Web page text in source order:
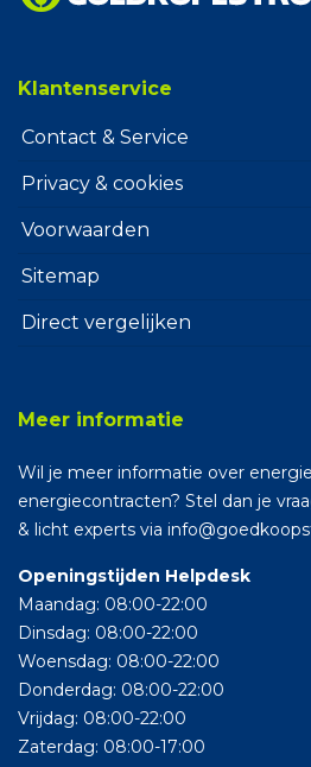
Klantenservice
Contact & Service
Privacy & cookies
Voorwaarden
Sitemap
Direct vergelijken
Meer informatie
Wil je meer informatie over
energiecontracten? Stel dan je
& licht experts via
Openingstijden Helpdesk
Maandag: 08:00-22:00
Dinsdag: 08:00-22:00
Woensdag: 08:00-22:00
Donderdag: 08:00-22:00
Vrijdag: 08:00-22:00
Zaterdag: 08:00-17:00